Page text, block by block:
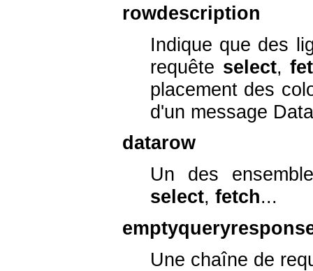
rowdescription
Indique que des
requête select,
placement des
d'un message
datarow
Un des
select, fetch...
Une chaîne de